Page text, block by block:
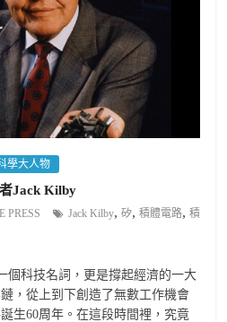
學大人物
者Jack Kilby
PRESS Jack Kilby,矽,積體電路,積
個科技名詞，更是撐起經濟的一大
，從上到下創造了無數工作機會
生60周年。在這段時間裡，究竟